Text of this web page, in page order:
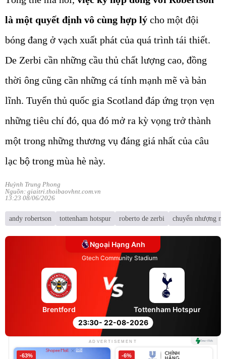
là một quyết định vô cùng hợp lý cho một đội
bóng đang ở vạch xuất phát của quá trình tái thiết.
De Zerbi cần những cầu thủ chất lượng cao, đồng
thời ông cũng cần những cá tính mạnh mẽ và bản
lĩnh. Tuyển thủ quốc gia Scotland đáp ứng trọn vẹn
những tiêu chí đó, qua đó mở ra kỳ vọng trở thành
một trong những thương vụ đáng giá nhất của câu
lạc bộ trong mùa hè này.
Huỳnh Trung Phong
Nguồn: giaitri.thoibaovhnt.com.vn
13:23 08/06/2026
andy robertson tottenham hotspur roberto de zerbi chuyển nhượng
Ngoại Hạng Anh
Gtech Community Stadium
23:30- 22-08-2026
Brentford Tottenham Hotspur
ADVERTISEMENT
-63% -6%